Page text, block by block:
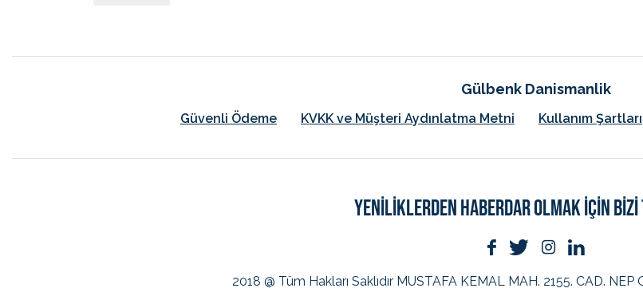
Gülbenk Danismanlik
Güvenli Ödeme KVKK ve Müşteri Aydınlatma Metni Kullanım Şartları
YENİLİKLERDEN HABERDAR OLMAK İÇİN
2018 @ Tüm Hakları Saklıdır MUSTAFA KEMAL MAH. 2155. CAD. NEP